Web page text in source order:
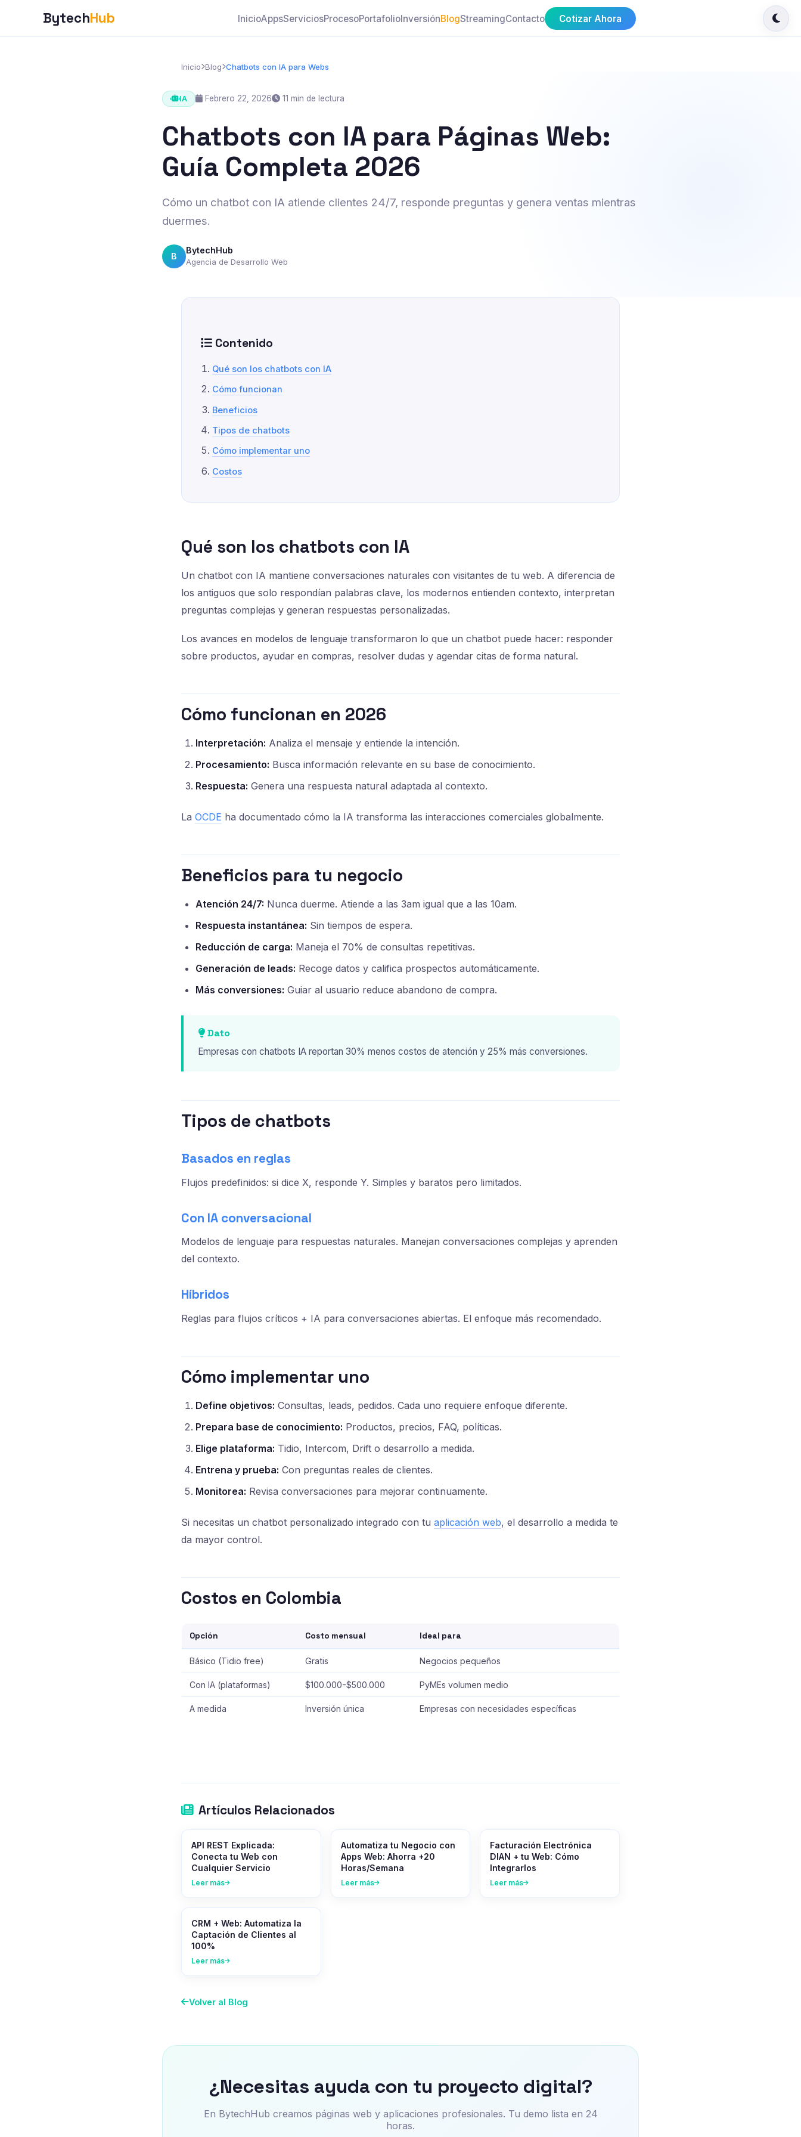
BytechHub InicioAppsServiciosProcesoPortafolioInversiónBlogStreamingContacto Cotizar Ahora
Inicio Blog Chatbots con IA para Webs
IA Febrero 22, 2026 11 min de lectura
Chatbots con IA para Páginas Web:
Guía Completa 2026
Cómo un chatbot con IA atiende clientes 24/7, responde preguntas y genera ventas mientras
duermes.
B
BytechHub
Agencia de Desarrollo Web
Contenido
Qué son los chatbots con IA
Cómo funcionan
Beneficios
Tipos de chatbots
Cómo implementar uno
Costos
Qué son los chatbots con IA
Un chatbot con IA mantiene conversaciones naturales con visitantes de tu web. A diferencia de
los antiguos que solo respondían palabras clave, los modernos entienden contexto, interpretan
preguntas complejas y generan respuestas personalizadas.
Los avances en modelos de lenguaje transformaron lo que un chatbot puede hacer: responder
sobre productos, ayudar en compras, resolver dudas y agendar citas de forma natural.
Cómo funcionan en 2026
Interpretación: Analiza el mensaje y entiende la intención.
Procesamiento: Busca información relevante en su base de conocimiento.
Respuesta: Genera una respuesta natural adaptada al contexto.
La OCDE ha documentado cómo la IA transforma las interacciones comerciales globalmente.
Beneficios para tu negocio
Atención 24/7: Nunca duerme. Atiende a las 3am igual que a las 10am.
Respuesta instantánea: Sin tiempos de espera.
Reducción de carga: Maneja el 70% de consultas repetitivas.
Generación de leads: Recoge datos y califica prospectos automáticamente.
Más conversiones: Guiar al usuario reduce abandono de compra.
Dato
Empresas con chatbots IA reportan 30% menos costos de atención y 25% más conversiones.
Tipos de chatbots
Basados en reglas
Flujos predefinidos: si dice X, responde Y. Simples y baratos pero limitados.
Con IA conversacional
Modelos de lenguaje para respuestas naturales. Manejan conversaciones complejas y aprenden
del contexto.
Híbridos
Reglas para flujos críticos + IA para conversaciones abiertas. El enfoque más recomendado.
Cómo implementar uno
Define objetivos: Consultas, leads, pedidos. Cada uno requiere enfoque diferente.
Prepara base de conocimiento: Productos, precios, FAQ, políticas.
Elige plataforma: Tidio, Intercom, Drift o desarrollo a medida.
Entrena y prueba: Con preguntas reales de clientes.
Monitorea: Revisa conversaciones para mejorar continuamente.
Si necesitas un chatbot personalizado integrado con tu aplicación web, el desarrollo a medida te
da mayor control.
Costos en Colombia
Opción Costo mensual Ideal para
Básico (Tidio free) Gratis Negocios pequeños
Con IA (plataformas) $100.000-$500.000 PyMEs volumen medio
A medida Inversión única Empresas con necesidades específicas
Artículos Relacionados
API REST Explicada:
Conecta tu Web con
Cualquier Servicio
Leer más
Automatiza tu Negocio con
Apps Web: Ahorra +20
Horas/Semana
Leer más
Facturación Electrónica
DIAN + tu Web: Cómo
Integrarlos
Leer más
CRM + Web: Automatiza la
Captación de Clientes al
100%
Leer más
Volver al Blog
¿Necesitas ayuda con tu proyecto digital?
En BytechHub creamos páginas web y aplicaciones profesionales. Tu demo lista en 24
horas.